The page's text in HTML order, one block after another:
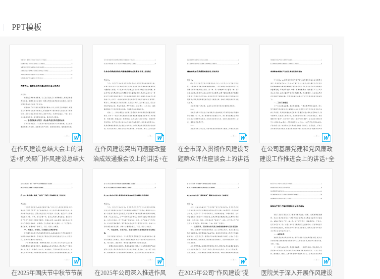
PPT模板
在作风建设总结大会上的讲
话+机关部门作风建设总结大
会主持词.docx
在作风建设突出问题整改整
治成效通报会议上的讲话+在
作风建设总结大会上的讲
在全市深入贯彻作风建设专
题群众评估座谈会上的讲话
+县政府党组作风建设总结会
在公司基层党建和党风廉政
建设工作推进会上的讲话+全
镇落实全面从严治党主体责
在2025年国庆节中秋节节前
在2025年公司深入推进作风
在2025年公司“作风建设”提
医院关于深入开展作风建设